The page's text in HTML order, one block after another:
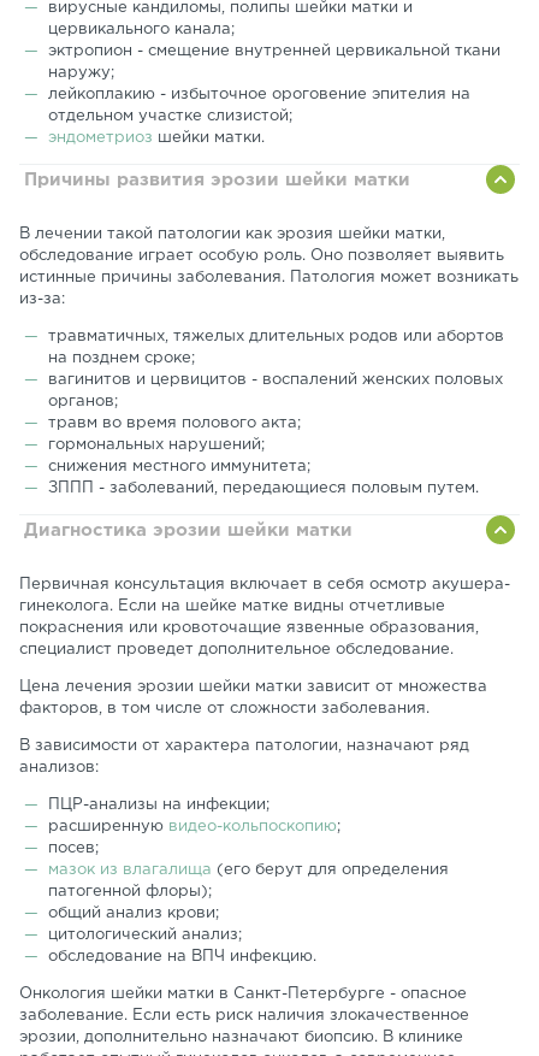
вирусные кандиломы, полипы шейки матки и
цервикального канала;
эктропион - смещение внутренней цервикальной ткани
наружу;
лейкоплакию - избыточное ороговение эпителия на
отдельном участке слизистой;
эндометриоз шейки матки.
Причины развития эрозии шейки матки
В лечении такой патологии как эрозия шейки матки,
обследование играет особую роль. Оно позволяет выявить
истинные причины заболевания. Патология может возникать
из-за:
травматичных, тяжелых длительных родов или абортов
на позднем сроке;
вагинитов и цервицитов - воспалений женских половых
органов;
травм во время полового акта;
гормональных нарушений;
снижения местного иммунитета;
ЗППП - заболеваний, передающиеся половым путем.
Диагностика эрозии шейки матки
Первичная консультация включает в себя осмотр акушера-
гинеколога. Если на шейке матке видны отчетливые
покраснения или кровоточащие язвенные образования,
специалист проведет дополнительное обследование.
Цена лечения эрозии шейки матки зависит от множества
факторов, в том числе от сложности заболевания.
В зависимости от характера патологии, назначают ряд
анализов:
ПЦР-анализы на инфекции;
расширенную видео-кольпоскопию;
посев;
мазок из влагалища (его берут для определения
патогенной флоры);
общий анализ крови;
цитологический анализ;
обследование на ВПЧ инфекцию.
Онкология шейки матки в Санкт-Петербурге - опасное
заболевание. Если есть риск наличия злокачественное
эрозии, дополнительно назначают биопсию. В клинике